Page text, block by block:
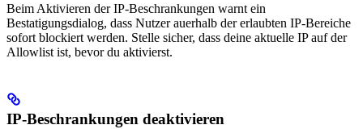
Beim Aktivieren der IP-Beschrankungen warnt ein
Bestatigungsdialog, dass Nutzer auerhalb der erlaubten IP-Bereiche
sofort blockiert werden. Stelle sicher, dass deine aktuelle IP auf der
Allowlist ist, bevor du aktivierst.
IP-Beschrankungen deaktivieren